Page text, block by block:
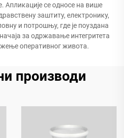
Апликације се односе на више
заштиту, електронику,
и потрошњу, где је поуздана
за одржавање интегритета
оперативног живота.
производи